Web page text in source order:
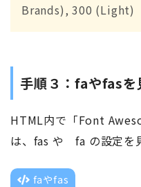
Brands), 300 (Light)
手順３：faやfasを
HTML内で「Font
は、fas や fa の設定を
faやfas